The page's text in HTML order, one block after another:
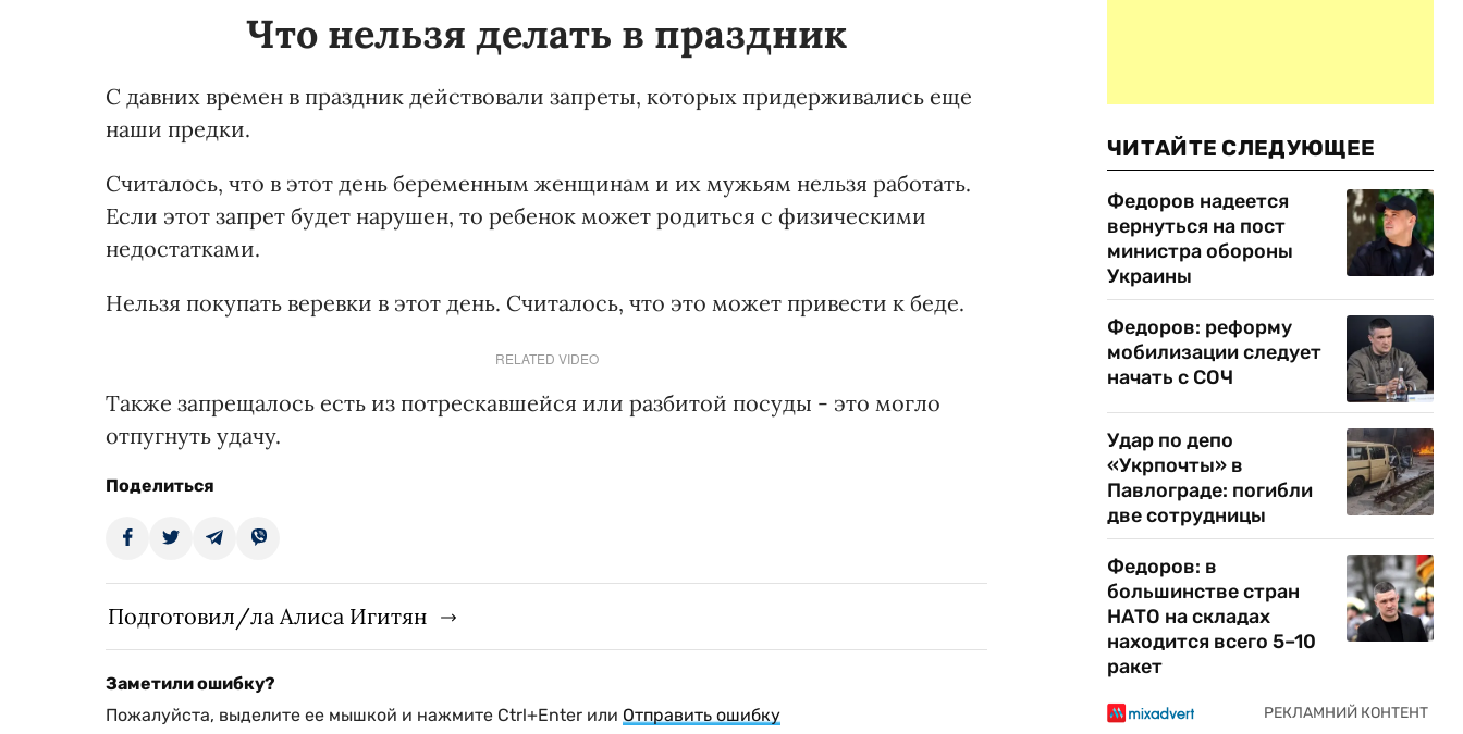
Что нельзя делать в праздник
С давних времен в праздник действовали запреты, которых придерживались еще
наши предки.
Считалось, что в этот день беременным женщинам и их мужьям нельзя работать.
Если этот запрет будет нарушен, то ребенок может родиться с физическими
недостатками.
Нельзя покупать веревки в этот день. Считалось, что это может привести к беде.
RELATED VIDEO
Также запрещалось есть из потрескавшейся или разбитой посуды - это могло
отпугнуть удачу.
Поделиться
Подготовил/ла Алиса Игитян
Заметили ошибку?
Пожалуйста, выделите ее мышкой и нажмите Ctrl+Enter или Отправить ошибку
ЧИТАЙТЕ СЛЕДУЮЩЕЕ
Федоров надеется
вернуться на пост
министра обороны
Украины
Федоров: реформу
мобилизации следует
начать с СОЧ
Удар по депо
«Укрпочты» в
Павлограде: погибли
две сотрудницы
Федоров: в
большинстве стран
НАТО на складах
находится всего 5–10
ракет